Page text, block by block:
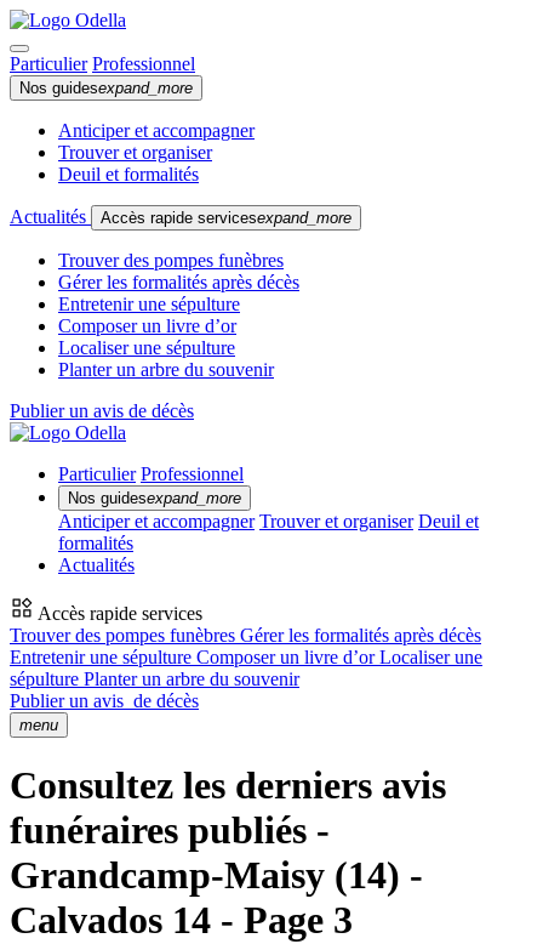
Particulier Professionnel
Nos guidesexpand_more
Anticiper et accompagner
Trouver et organiser
Deuil et formalités
Actualités Accès rapide servicesexpand_more
Trouver des pompes funèbres
Gérer les formalités après décès
Entretenir une sépulture
Composer un livre d’or
Localiser une sépulture
Planter un arbre du souvenir
Publier un avis de décès
Particulier Professionnel
Nos guidesexpand_more
Anticiper et accompagner Trouver et organiser Deuil et
formalités
Actualités
Accès rapide services
Trouver des pompes funèbres Gérer les formalités après décès
Entretenir une sépulture Composer un livre d’orLocaliser une
sépulture Planter un arbre du souvenir
Publier un avis de décès
menu
Consultez les derniers avis
funéraires publiés -
Grandcamp-Maisy (14) -
Calvados 14 - Page 3